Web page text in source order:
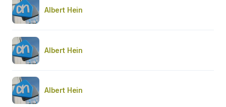
Albert Hein
Albert Hein
Albert Hein